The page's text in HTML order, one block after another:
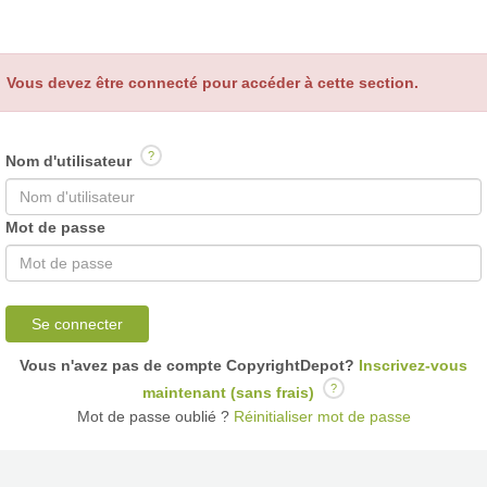
Vous devez être connecté pour accéder à cette section.
Nom d'utilisateur ?
Mot de passe
Se connecter
Vous n'avez pas de compte CopyrightDepot? Inscrivez-vous
maintenant (sans frais)
?
Mot de passe oublié ?Réinitialiser mot de passe